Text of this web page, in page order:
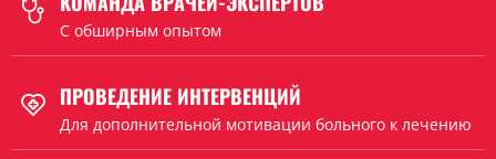
C обширным опытом
ПРОВЕДЕНИЕ ИНТЕРВЕНЦИЙ
Для дополнительной мотивации больного к лечению